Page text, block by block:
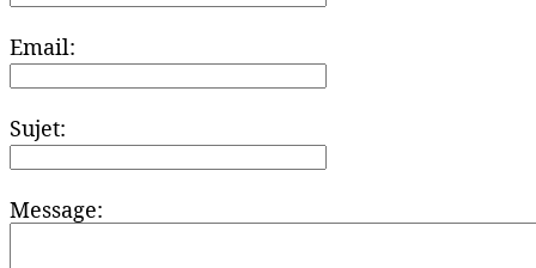
Email:
Sujet:
Message: